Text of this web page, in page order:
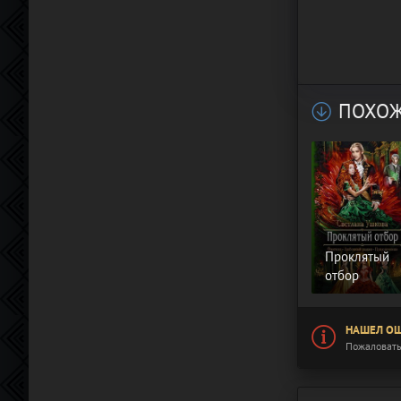
Проклятый
отбор
НАШЕЛ